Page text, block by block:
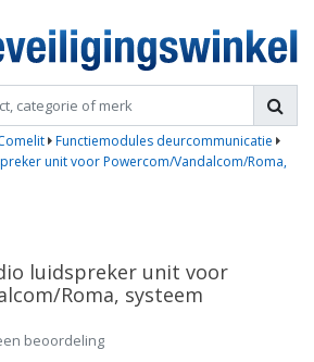
Functiemodules deurcommunicatie
unit voor Powercom/Vandalcom/Roma,
luidspreker unit voor
Roma, systeem
beoordeling